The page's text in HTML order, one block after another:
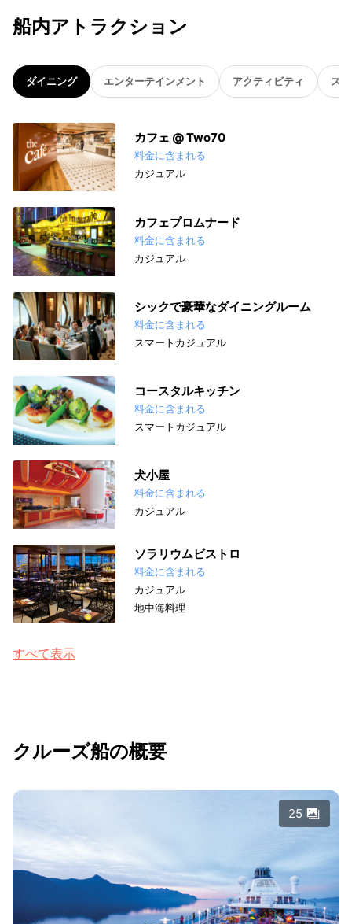
船内アトラクション
ダイニング エンターテインメント アクティビティ ス
カフェ @ Two70
料金に含まれる
カジュアル
カフェプロムナード
料金に含まれる
カジュアル
シックで豪華なダイニングルーム
料金に含まれる
スマートカジュアル
コースタルキッチン
料金に含まれる
スマートカジュアル
犬小屋
料金に含まれる
カジュアル
ソラリウムビストロ
料金に含まれる
カジュアル
地中海料理
すべて表示
クルーズ船の概要
25